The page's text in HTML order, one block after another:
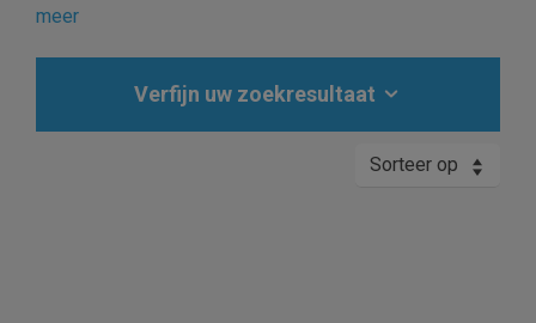
meer
Verfijn uw zoekresultaat
Sorteer op